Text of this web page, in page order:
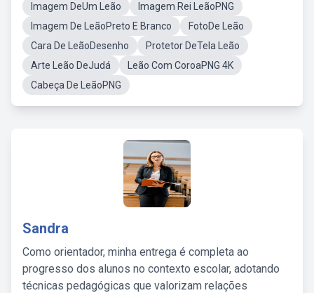
Imagem DeUm Leão
Imagem Rei LeãoPNG
Imagem De LeãoPreto E Branco
FotoDe Leão
Cara De LeãoDesenho
Protetor DeTela Leão
Arte Leão DeJudá
Leão Com CoroaPNG 4K
Cabeça De LeãoPNG
Sandra
Como orientador, minha entrega é completa ao
progresso dos alunos no contexto escolar, adotando
técnicas pedagógicas que valorizam relações